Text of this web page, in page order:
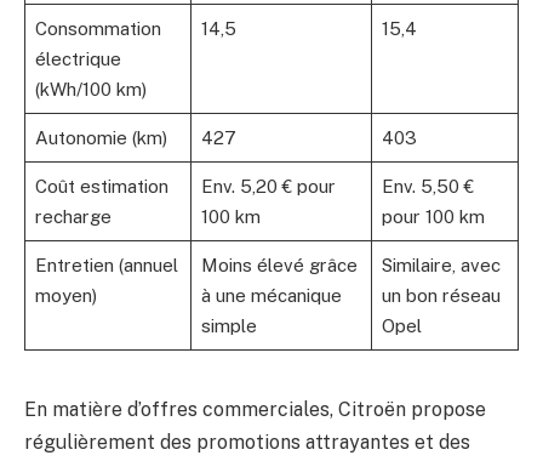
Consommation
électrique
(kWh/100 km)
14,5 15,4
Autonomie (km) 427 403
Coût estimation
recharge
Env. 5,20 € pour
100 km
Env. 5,50 €
pour 100 km
Entretien (annuel
moyen)
Moins élevé grâce
à une mécanique
simple
Similaire, avec
un bon réseau
Opel
En matière d’offres commerciales, Citroën propose
régulièrement des promotions attrayantes et des